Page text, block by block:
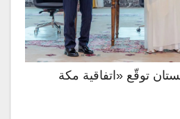
توقّع «اتفاقية مكة